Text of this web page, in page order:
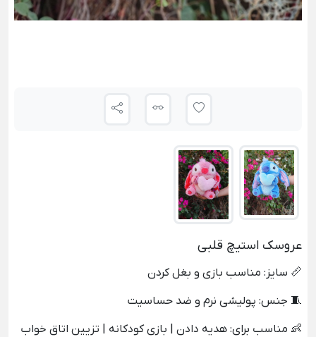
عروسک استیچ قلبی
📏 سایز: مناسب بازی و بغل کردن
🧵 جنس: پولیشی نرم و ضد حساسیت
👶 مناسب برای: هدیه دادن | بازی کودکانه | تزیین اتاق خواب